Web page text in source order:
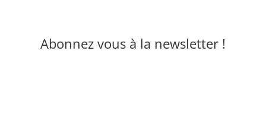
Abonnez vous à la newsletter !